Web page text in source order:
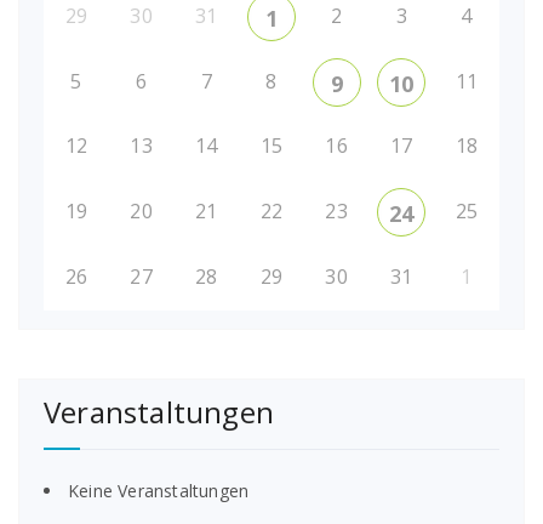
29 30 31 1 2 3 4
5 6 7 8 9 10 11
12 13 14 15 16 17 18
19 20 21 22 23 24 25
26 27 28 29 30 31 1
Veranstaltungen
Keine Veranstaltungen